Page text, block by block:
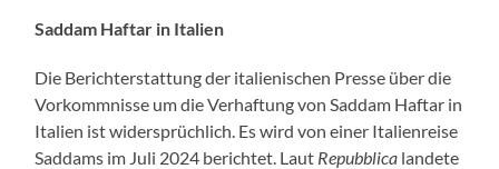
Saddam Haftar in Italien
Die Berichterstattung der italienischen Presse über die
Vorkommnisse um die Verhaftung von Saddam Haftar in
Italien ist widersprüchlich. Es wird von einer Italienreise
Saddams im Juli 2024 berichtet. Laut Repubblica landete